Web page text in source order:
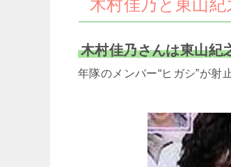
木村佳乃と東山
木村佳乃さんは東山紀
年隊のメンバー“ヒガシ”が射